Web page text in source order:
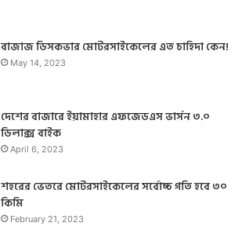
বাজাজ ডিসকভার মোটরসাইকেলের এত চাহিদা কেন!
May 14, 2023
দেশের বাজারে ইয়ামাহার এফজেডএস ভার্সন ৩.০
ডিলাক্স বাইক
April 6, 2023
শহরের ভেতরে মোটরসাইকেলের সর্বোচ্চ গতি হবে ৩০
কিমি
February 21, 2023